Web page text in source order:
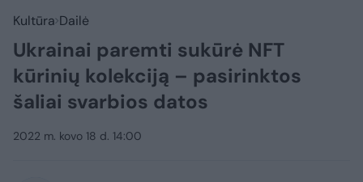
Kultūra Dailė
Ukrainai paremti sukūrė NFT
kūrinių kolekciją – pasirinktos
šaliai svarbios datos
2022 m. kovo 18 d. 14:00